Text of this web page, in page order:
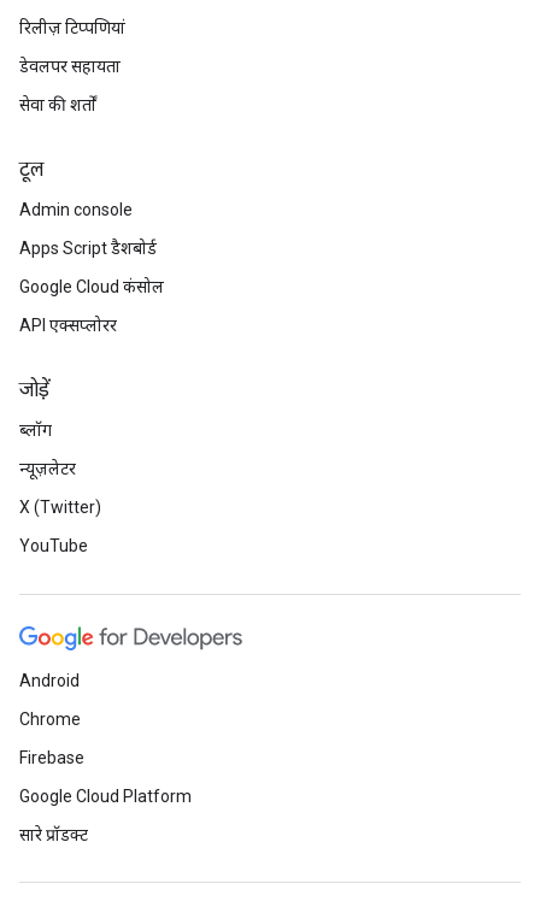
रिलीज़ टिप्पणियां
डेवलपर सहायता
सेवा की शर्तों
टूल
Admin console
Apps Script डैशबोर्ड
Google Cloud कंसोल
API एक्सप्लोरर
जोड़ें
ब्लॉग
न्यूज़लेटर
X (Twitter)
YouTube
Android
Chrome
Firebase
Google Cloud Platform
सारे प्रॉडक्ट